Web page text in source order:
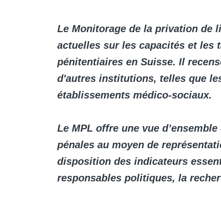
Le Monitorage de la privation de
actuelles sur les capacités et les
pénitentiaires en Suisse. Il
d'autres institutions, telles que
établissements médico-sociaux.
Le MPL offre une vue
pénales au moyen de
disposition des indicateurs
responsables politiques, la